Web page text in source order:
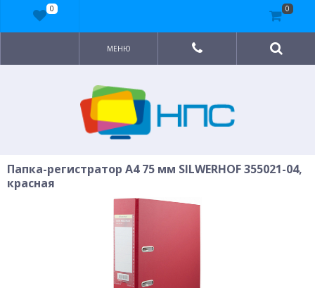
МЕНЮ
Папка-регистратор A4 75 мм SILWERHOF 355021-04,
красная
0 0